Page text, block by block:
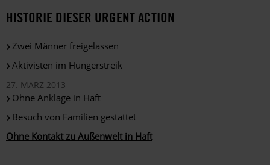
HISTORIE DIESER URGENT ACTION
Zwei Männer freigelassen
Aktivisten im Hungerstreik
27. MÄRZ 2013
Ohne Anklage in Haft
Besuch von Familien gestattet
Ohne Kontakt zu Außenwelt in Haft